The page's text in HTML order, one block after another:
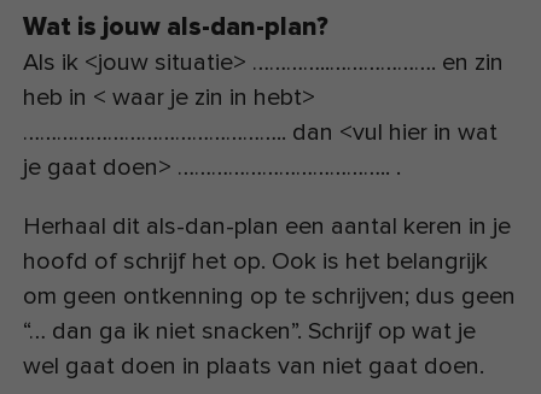
Wat is jouw als-dan-plan?
Als ik <jouw situatie> …………..………………. en zin
heb in < waar je zin in hebt>
……………………………………….. dan <vul hier in wat
je gaat doen> ……………………………….. .
Herhaal dit als-dan-plan een aantal keren in je
hoofd of schrijf het op. Ook is het belangrijk
om geen ontkenning op te schrijven; dus geen
“… dan ga ik niet snacken”. Schrijf op wat je
wel gaat doen in plaats van niet gaat doen.